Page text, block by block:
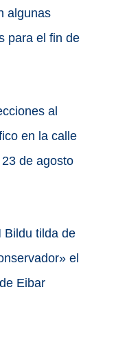
algunas
para el fin de
al
en la calle
de agosto
Bildu tilda de
el
Eibar